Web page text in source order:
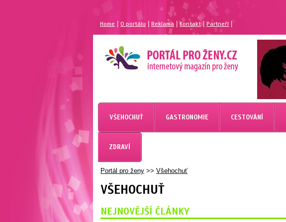
Home |O portálu Reklama Kontakt| Partneří
VŠEHOCHUŤ GASTRONOMIE CESTOVÁNÍ
ZDRAVÍ
Portál pro ženy >> Všehochuť
VŠEHOCHUŤ
NEJNOVĚJŠÍ ČLÁNKY